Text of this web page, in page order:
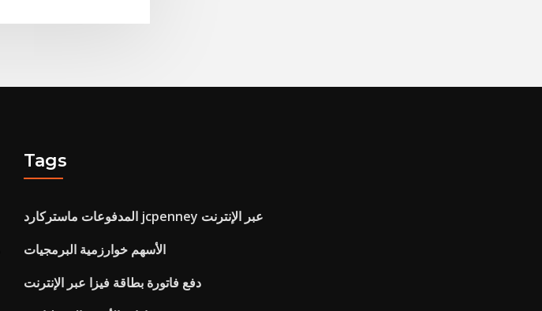
Tags
المدفوعات ماستركارد jcpenney عبر الإنترنت
الأسهم خوارزمية البرمجيات
دفع فاتورة بطاقة فيزا عبر الإنترنت